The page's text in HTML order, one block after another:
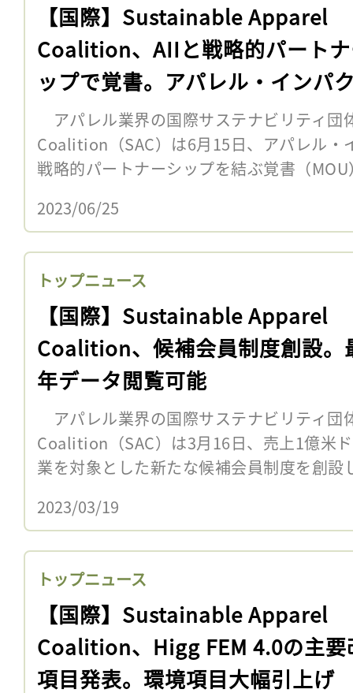
【国際】Sustainable Apparel
Coalition、AIIと戦略的パート
ップで覚書。アパレル・インパ
アパレル業界の国際サステナビリティ
Coalition（SAC）は6月15日、アパレル・
戦略的パートナーシップを結ぶ覚書（
2023/06/25
トップニュース
【国際】Sustainable Apparel
Coalition、候補会員制度創設。
年データ閲覧可能
アパレル業界の国際サステナビリティ
Coalition（SAC）は3月16日、売上1億米
業を対象とした新たな候補会員制度を創
2023/03/19
トップニュース
【国際】Sustainable Apparel
Coalition、Higg FEM 4.0の主要
項目発表。環境項目大幅引上げ